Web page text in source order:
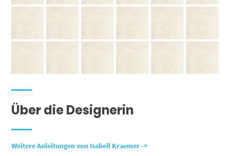
Über die Designerin
Weitere Anleitungen von Isabell Kraemer ->